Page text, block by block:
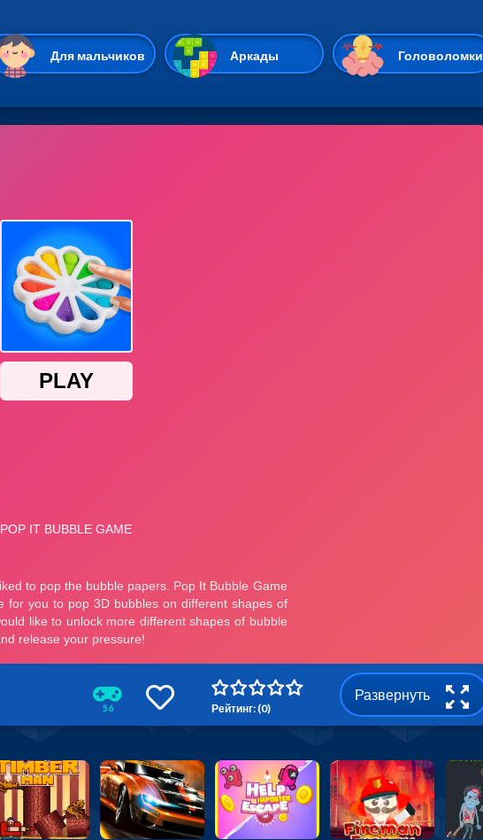
Для мальчиков Аркады Головоломки
Казуальные Веселые 3D
Симуляторы
Пасьянс
56 Рейтинг: (0)
Развернуть